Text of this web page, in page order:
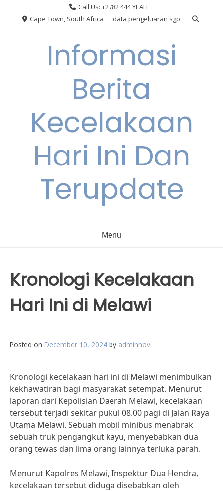
Call Us: +2782 444 YEAH
Cape Town, South Africa
data pengeluaran sgp
Informasi
Berita
Kecelakaan
Hari Ini Dan
Terupdate
Menu
Kronologi Kecelakaan
Hari Ini di Melawi
Posted on December 10, 2024 by adminhov
Kronologi kecelakaan hari ini di Melawi menimbulkan
kekhawatiran bagi masyarakat setempat. Menurut
laporan dari Kepolisian Daerah Melawi, kecelakaan
tersebut terjadi sekitar pukul 08.00 pagi di Jalan Raya
Utama Melawi. Sebuah mobil minibus menabrak
sebuah truk pengangkut kayu, menyebabkan dua
orang tewas dan lima orang lainnya terluka parah.
Menurut Kapolres Melawi, Inspektur Dua Hendra,
kecelakaan tersebut diduga disebabkan oleh